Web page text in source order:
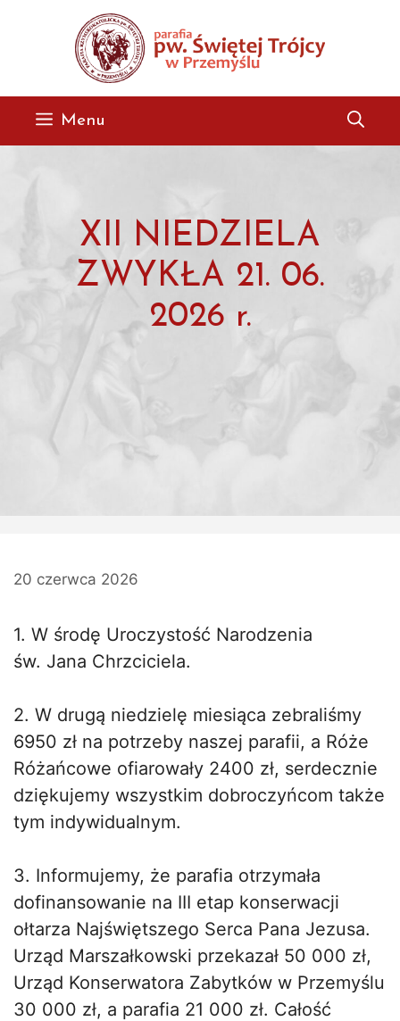
Menu
XII NIEDZIELA
ZWYKŁA 21. 06.
2026 r.
20 czerwca 2026
1. W środę Uroczystość Narodzenia
św. Jana Chrzciciela.
2. W drugą niedzielę miesiąca zebraliśmy
6950 zł na potrzeby naszej parafii, a Róże
Różańcowe ofiarowały 2400 zł, serdecznie
dziękujemy wszystkim dobroczyńcom także
tym indywidualnym.
3. Informujemy, że parafia otrzymała
dofinansowanie na III etap konserwacji
ołtarza Najświętszego Serca Pana Jezusa.
Urząd Marszałkowski przekazał 50 000 zł,
Urząd Konserwatora Zabytków w Przemyślu
30 000 zł, a parafia 21 000 zł. Całość